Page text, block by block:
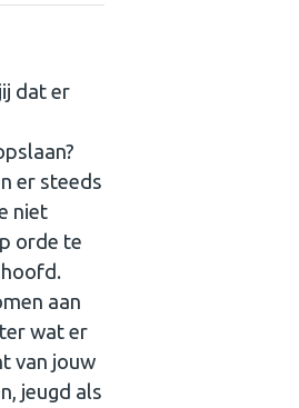
dat er
er steeds
niet
orde te
aan
wat er
van jouw
jeugd als